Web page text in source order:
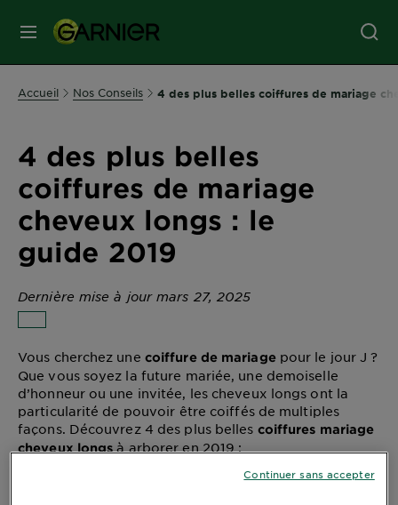
MENU
SOINS
SOINS
CHEVEUX
COLORATION
SOLAIRE
SERVICES
&
DIAGNOSTICS
NOS
Accueil Nos Conseils 4 des plus belles coiffures de mariage
4 des plus belles
coiffures de mariage
cheveux longs : le
guide 2019
Dernière mise à jour mars 27, 2025
Vous cherchez une coiffure de mariagepour le jour J ?
Que vous soyez la future mariée, une demoiselle
d’honneur ou une invitée, les cheveux longs ont la
particularité de pouvoir être coiffés de multiples
façons. Découvrez 4 des plus belles coiffures mariage
cheveux longs à arborer en 2019 :
Continuer sans accepter